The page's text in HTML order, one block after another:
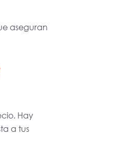
aseguran
Hay
a tus